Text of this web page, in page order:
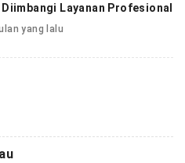
Layanan Profesional
yang lalu